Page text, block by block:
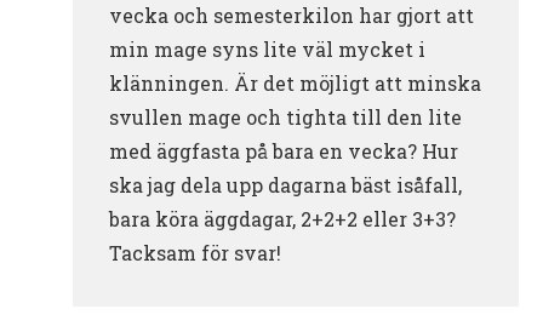
vecka och semesterkilon har gjort att
min mage syns lite väl mycket i
klänningen. Är det möjligt att minska
svullen mage och tighta till den lite
med äggfasta på bara en vecka? Hur
ska jag dela upp dagarna bäst isåfall,
bara köra äggdagar, 2+2+2 eller 3+3?
Tacksam för svar!